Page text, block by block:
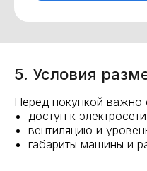
5. Условия
Перед покупкой важно
доступ к
вентиляцию и
габариты машины и